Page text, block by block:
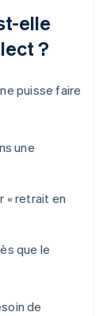
elle
?
puisse faire
une
« retrait en
que le
de